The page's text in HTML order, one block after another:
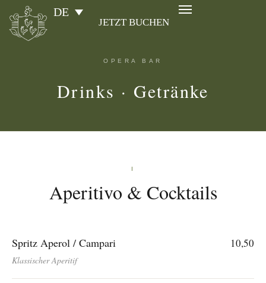
DE
JETZT BUCHEN
OPERA BAR
Drinks · Getränke
I
Aperitivo & Cocktails
Spritz Aperol / Campari
Klassischer Aperitif
10,50